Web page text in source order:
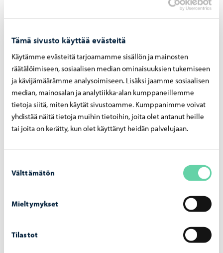
Tämä sivusto käyttää evästeitä
Käytämme evästeitä tarjoamamme sisällön ja mainosten
räätälöimiseen, sosiaalisen median ominaisuuksien tukemiseen
ja kävijämäärämme analysoimiseen. Lisäksi jaamme sosiaalisen
median, mainosalan ja analytiikka-alan kumppaneillemme
tietoja siitä, miten käytät sivustoamme. Kumppanimme voivat
yhdistää näitä tietoja muihin tietoihin, joita olet antanut heille
tai joita on kerätty, kun olet käyttänyt heidän palvelujaan.
valinta
Välttämätön
Mieltymykset
Tilastot
Borgå vatten 24.7.2026
Borgå vatten avlägsnar reglerstationen på
Gammelbackavägen – arbetet inleds den 29
juli
Borgå vatten inför en faktureringsavgift för